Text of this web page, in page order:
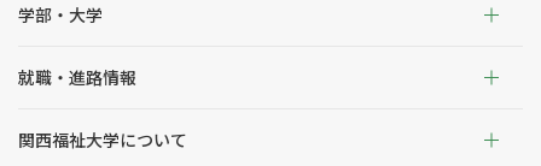
学部・大学
就職・進路情報
関西福祉大学について